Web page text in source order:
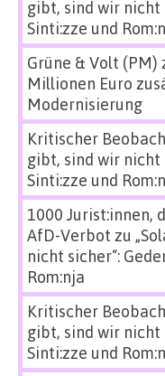
gibt, sind wir nicht
Sinti:zze und
Grüne & Volt (PM)
Millionen Euro
Modernisierung
Kritischer
gibt, sind wir nicht
Sinti:zze und
1000 Jurist:innen,
AfD-Verbot zu
nicht sicher“:
Rom:nja
Kritischer
gibt, sind wir nicht
Sinti:zze und